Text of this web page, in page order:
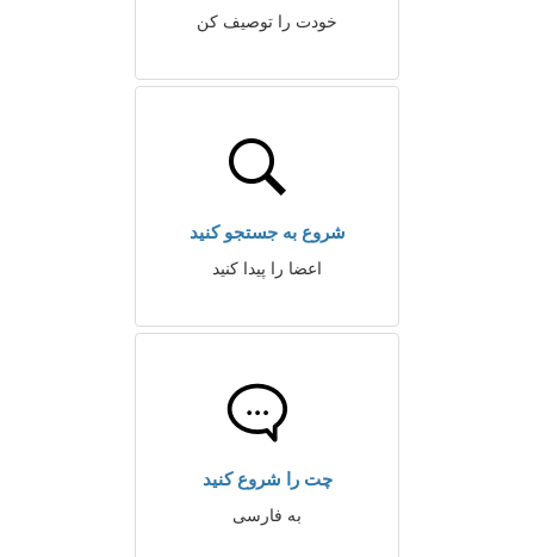
خودت را توصیف کن
شروع به جستجو کنید
اعضا را پیدا کنید
چت را شروع کنید
به فارسی